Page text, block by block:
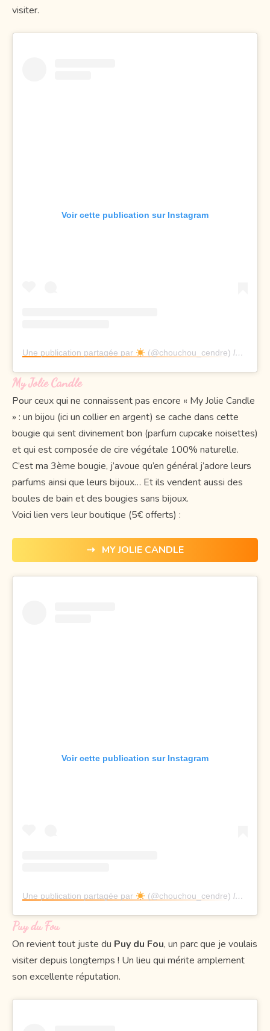
visiter.
Voir cette publication sur Instagram
Une publication partagée par (@chouchou_cendre) le 14
My Jolie Candle
Pour ceux qui ne connaissent pas encore « My Jolie Candle
» : un bijou (ici un collier en argent) se cache dans cette
bougie qui sent divinement bon (parfum cupcake noisettes)
et qui est composée de cire végétale 100% naturelle.
C’est ma 3ème bougie, j’avoue qu’en général j’adore leurs
parfums ainsi que leurs bijoux… Et ils vendent aussi des
boules de bain et des bougies sans bijoux.
Voici lien vers leur boutique (5€ offerts) :
⇢ MY JOLIE CANDLE
Voir cette publication sur Instagram
Une publication partagée par (@chouchou_cendre) le 31
Puy du Fou
On revient tout juste du Puy du Fou, un parc que je voulais
visiter depuis longtemps ! Un lieu qui mérite amplement
son excellente réputation.